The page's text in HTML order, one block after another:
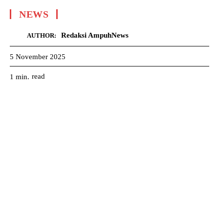
NEWS
AUTHOR: Redaksi AmpuhNews
5 November 2025
1 min. read